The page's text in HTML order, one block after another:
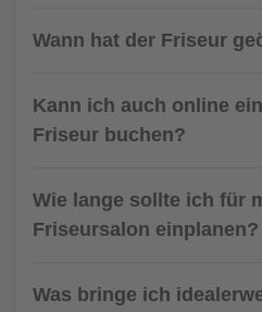
Wann hat der Friseur
Kann ich auch online
Friseur buchen?
Wie lange sollte ich für
Friseursalon einplanen?
Was bringe ich